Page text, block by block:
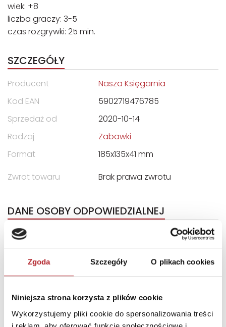
Zgoda Szczegóły O plikach cookies
Niniejsza strona korzysta z plików cookie
Wykorzystujemy pliki cookie do spersonalizowania treści
wiek: +8
liczba graczy: 3-5
czas rozgrywki: 25 min.
SZCZEGÓŁY
Producent
Nasza Księgarnia
Kod EAN
5902719476785
Sprzedaż od
2020-10-14
Rodzaj
Zabawki
Format
185x135x41 mm
Zwrot towaru
Brak prawa zwrotu
DANE OSOBY ODPOWIEDZIALNEJ
Nazwa
WYDAWNICTWO NASZA
KSIĘGARNIA SP. Z O.O.
ul. Apteczna 6
Miasto
Warszawa-Wesoła
E-mail
gpsr@nk.com.pl